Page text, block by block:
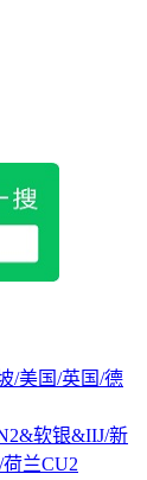
/美国/英国/德
软银&IIJ/新
兰CU2